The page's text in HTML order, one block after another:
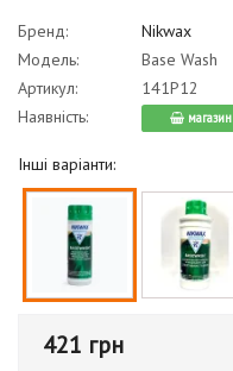
Бренд:
Nikwax
Модель:
Base Wash
Артикул:
141P12
Наявність:
магазин
Інші варіанти:
421 грн